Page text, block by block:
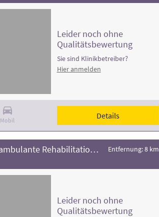
Mobil
Leider noch ohne
Qualitätsbewertung
Sie sind Klinikbetreiber?
Hier anmelden
Details
medicoreha Fachklinik für ambulante Rehabilitation Neuss Entfernung: 8 km
Leider noch ohne
Qualitätsbewertung